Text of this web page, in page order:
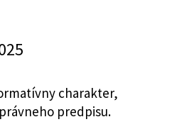
charakter,
právneho predpisu.